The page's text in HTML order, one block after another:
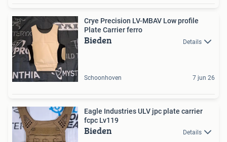
Crye Precision LV-MBAV Low profile
Plate Carrier ferro
Bieden Details
Schoonhoven 7 jun 26
Eagle Industries ULV jpc plate carrier
fcpc Lv119
Bieden Details